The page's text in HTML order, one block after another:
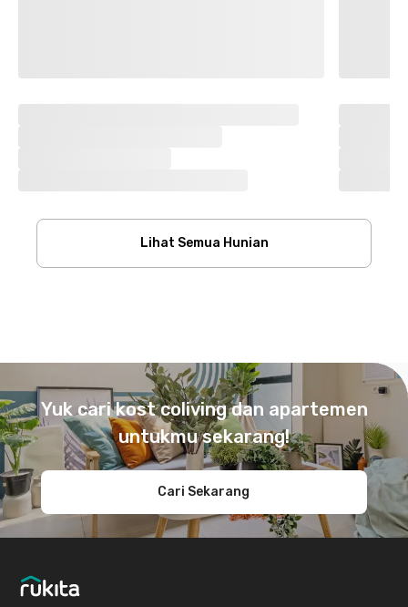
Lihat Semua Hunian
Yuk cari kost coliving dan apartemen
untukmu sekarang!
Cari Sekarang